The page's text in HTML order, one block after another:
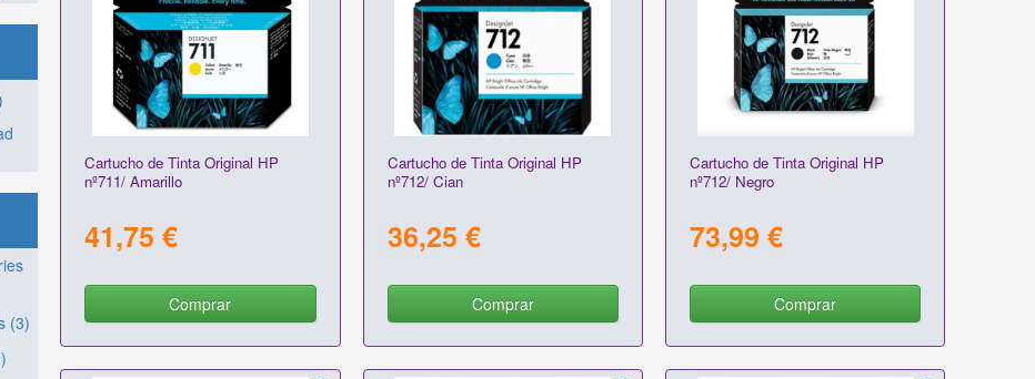
(3)
Cartucho de Tinta Original HP
nº711/ Amarillo
41,75 €
Comprar
Cartucho de Tinta Original HP
nº712/ Cian
36,25 €
Comprar
Cartucho de Tinta Original HP
nº712/ Negro
73,99 €
Comprar